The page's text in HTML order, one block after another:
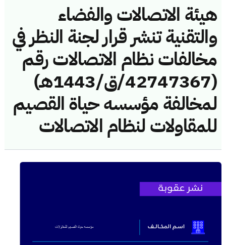
هيئة الاتصالات والفضاء
والتقنية تنشر قرار لجنة النظر في
مخالفات نظام الاتصالات رقم
(42747367/ق/1443هـ)
لمخالفة مؤسسه حياة القصيم
للمقاولات لنظام الاتصالات